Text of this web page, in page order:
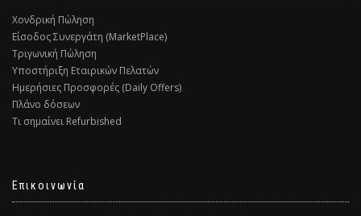
Χονδρική Πώληση
Είσοδος Συνεργάτη (MarketPlace)
Τριγωνική Πώληση
Υποστήριξη Εταιρικών Πελατών
Ημερήσιες Προσφορές (Daily Offers)
Πλάνο δόσεων
Τι σημαίνει Refurbished
Επικοινωνία